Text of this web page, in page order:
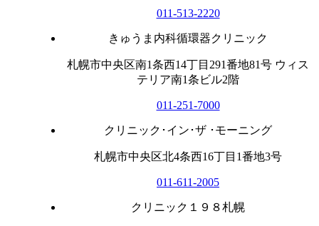
011-513-2220
きゅうま内科循環器クリニック
札幌市中央区南1条西14丁目291番地81号 ウィス
テリア南1条ビル2階
011-251-7000
クリニック･イン･ザ ･モーニング
札幌市中央区北4条西16丁目1番地3号
011-611-2005
クリニック１９８札幌